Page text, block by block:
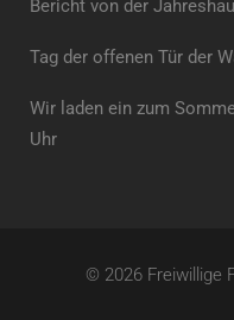
Bericht von der
Tag der offenen Tür der
Wir laden ein zum
Uhr
© 2026 Freiwillige